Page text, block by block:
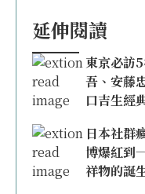
延伸閱讀
東京必訪
吾、安藤
口吉生經
日本社群
博爆紅到
祥物的誕